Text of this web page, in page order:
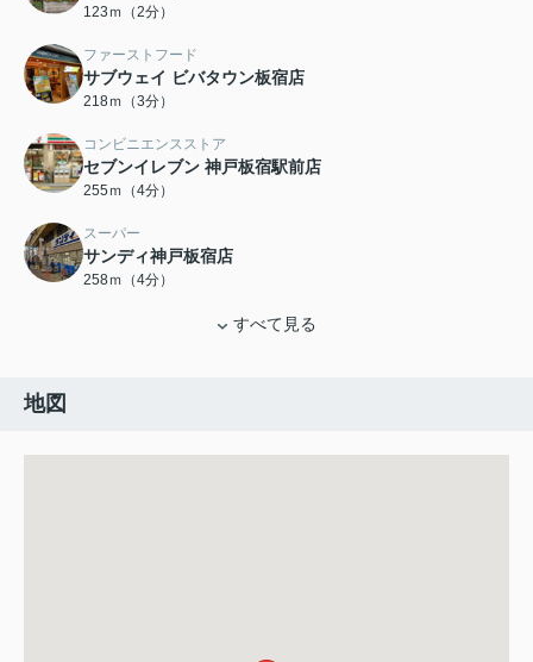
123ｍ（2分）
ファーストフード
サブウェイ ビバタウン板宿店
218ｍ（3分）
コンビニエンスストア
セブンイレブン 神戸板宿駅前店
255ｍ（4分）
スーパー
サンディ神戸板宿店
258ｍ（4分）
すべて見る
地図